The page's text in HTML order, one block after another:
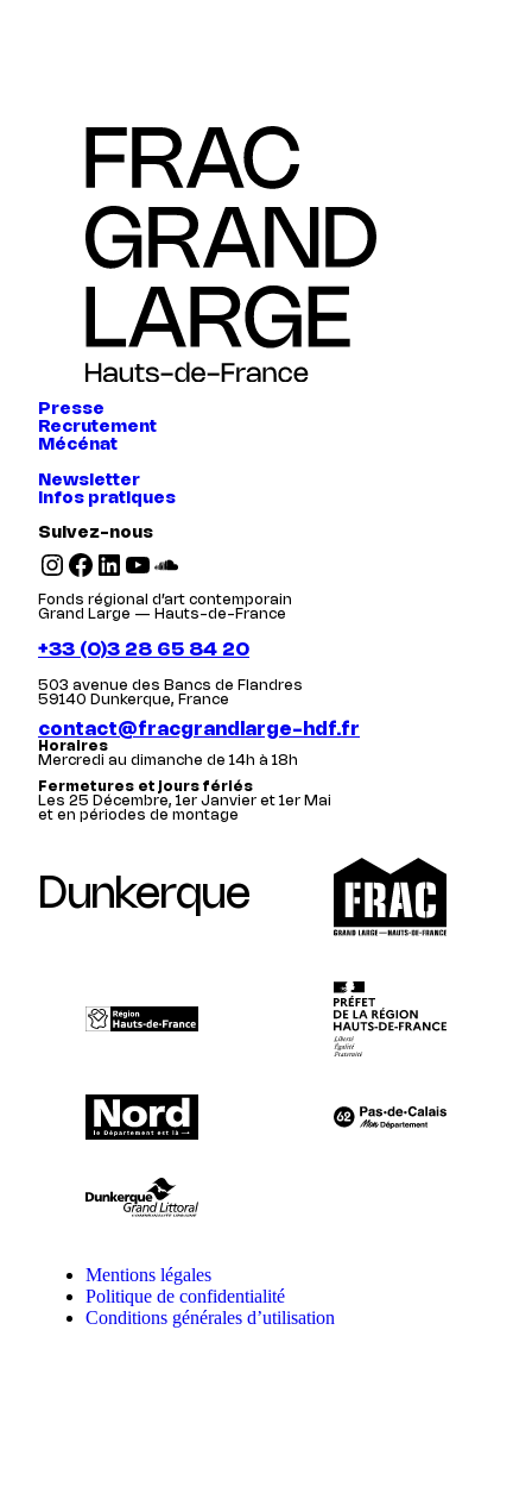
Presse
Recrutement
Mécénat
Newsletter
Infos pratiques
Suivez-nous
Instagram Facebook LinkedIn YouTube SoundCloud
Fonds régional d’art contemporain
Grand Large — Hauts-de-France
+33 (0)3 28 65 84 20
503 avenue des Bancs de Flandres
59140 Dunkerque, France
contact@fracgrandlarge-hdf.fr
Horaires
Mercredi au dimanche de 14h à 18h
Fermetures et jours fériés
Les 25 Décembre, 1er Janvier et 1er Mai
et en périodes de montage
Dunkerque
Mentions légales
Politique de confidentialité
Conditions générales d’utilisation